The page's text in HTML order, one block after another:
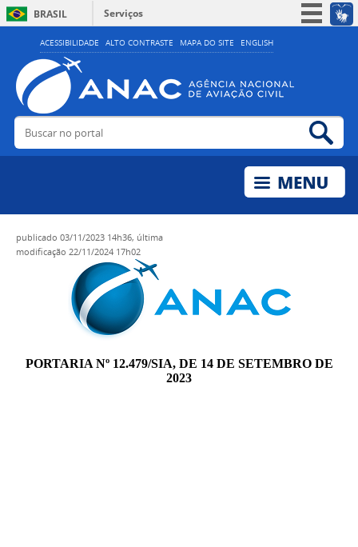
ACESSIBILIDADE ALTO CONTRASTE MAPA DO SITE ENGLISH
BRASIL
Serviços
Simplifique!
Acesso à informação
Legislação
Buscar no portal
publicado 03/11/2023 14h36, última
modificação 22/11/2024 17h02
PORTARIA Nº 12.479/SIA, DE 14 DE SETEMBRO DE
2023